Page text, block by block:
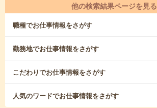
他の検索結果ページを見る
職種でお仕事情報をさがす
勤務地でお仕事情報をさがす
こだわりでお仕事情報をさがす
人気のワードでお仕事情報をさがす